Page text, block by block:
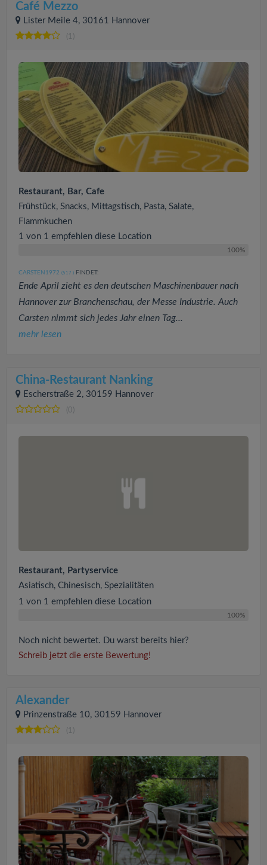
Café Mezzo
Lister Meile 4, 30161 Hannover
(1)
Restaurant, Bar, Cafe
Frühstück, Snacks, Mittagstisch, Pasta, Salate,
Flammkuchen
1 von 1 empfehlen diese Location
100%
CARSTEN1972 (517 ) FINDET:
Ende April zieht es den deutschen Maschinenbauer nach
Hannover zur Branchenschau, der Messe Industrie. Auch
Carsten nimmt sich jedes Jahr einen Tag...
mehr lesen
China-Restaurant Nanking
Escherstraße 2, 30159 Hannover
(0)
Restaurant, Partyservice
Asiatisch, Chinesisch, Spezialitäten
1 von 1 empfehlen diese Location
100%
Noch nicht bewertet. Du warst bereits hier?
Schreib jetzt die erste Bewertung!
Alexander
Prinzenstraße 10, 30159 Hannover
(1)